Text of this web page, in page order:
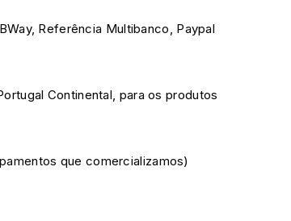
Referência Multibanco, Paypal
Continental, para os produtos
que comercializamos)